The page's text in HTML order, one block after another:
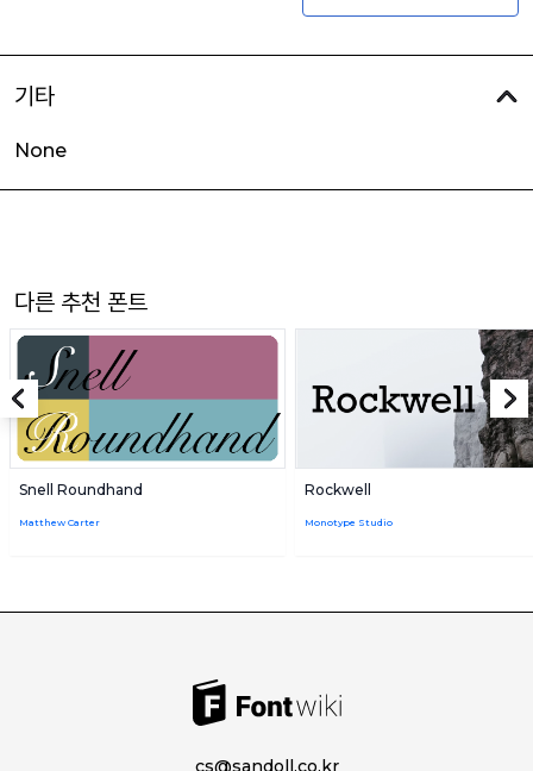
기타
None
다른 추천 폰트
Snell Roundhand
Matthew Carter
Rockwell
Monotype Studio
cs@sandoll.co.kr